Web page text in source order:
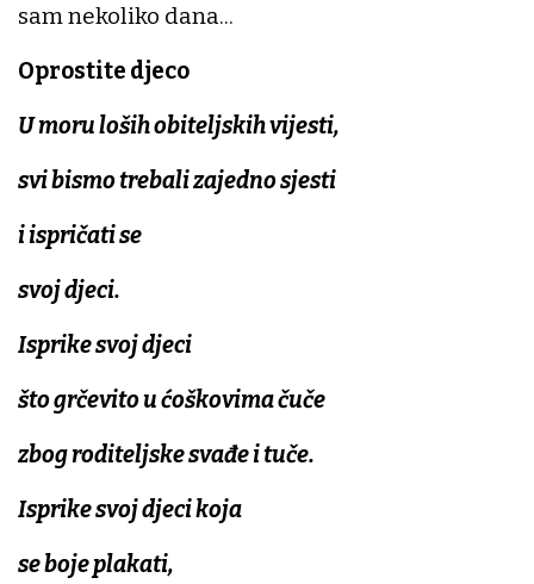
sam nekoliko dana...
Oprostite djeco
U moru loših obiteljskih vijesti,
svi bismo trebali zajedno sjesti
i ispričati se
svoj djeci.
Isprike svoj djeci
što grčevito u ćoškovima čuče
zbog roditeljske svađe i tuče.
Isprike svoj djeci koja
se boje plakati,